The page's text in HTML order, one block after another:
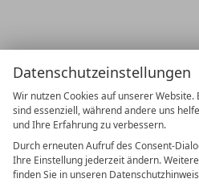
Datenschutzeinstellungen
Wir nutzen Cookies auf unserer Website.
sind essenziell, während andere uns
und Ihre Erfahrung zu verbessern.
Durch erneuten Aufruf des Consent-
Ihre Einstellung jederzeit ändern.
finden Sie in unseren